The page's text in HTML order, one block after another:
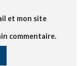
et mon site
commentaire.